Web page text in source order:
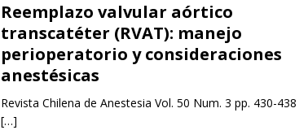
Reemplazo valvular aórtico
transcatéter (RVAT): manejo
perioperatorio y consideraciones
anestésicas
Revista Chilena de Anestesia Vol. 50 Num. 3 pp. 430-438
[…]